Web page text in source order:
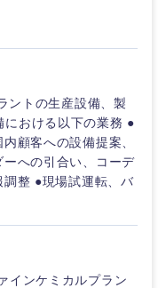
ントの生産設備、製
における以下の業務 ●
顧客への設備提案、
への引合い、コーデ
調整 ●現場試運転、バ
インケミカルプラン